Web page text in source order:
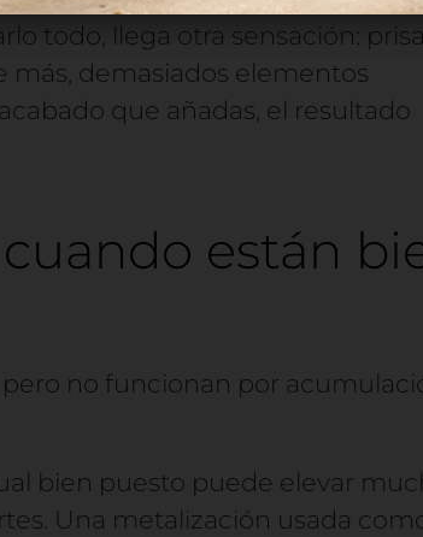
todo, llega otra sensación: prisa
más, demasiados elementos
que añadas, el resultado
están
pero no funcionan por
bien puesto puede elevar
Una metalización usada